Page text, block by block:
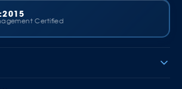
Certified